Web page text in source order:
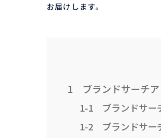
お届けします。
1 ブランドサーチア
1-1 ブランドサー
1-2 ブランドサー